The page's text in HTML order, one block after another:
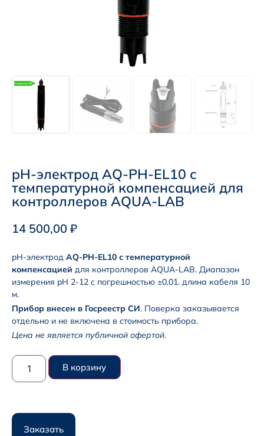
pH-электрод AQ-PH-EL10 с
температурной компенсацией для
контроллеров AQUA-LAB
14 500,00 ₽
pH-электрод AQ-PH-EL10 с температурной
компенсацией для контроллеров AQUA-LAB. Диапазон
измерения pH 2-12 с погрешностью ±0,01. длина кабеля 10
м.
Прибор внесен в Госреестр СИ. Поверка заказывается
отдельно и не включена в стоимость прибора.
Цена не является публичной офертой.
В корзину
Заказать